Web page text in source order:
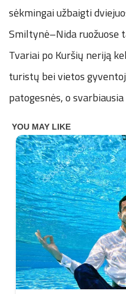
sėkmingai užbaigti
Smiltynė–Nida ruožuose
Tvariai po Kuršių neriją
turistų bei vietos
patogesnės, o